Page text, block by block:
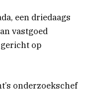
een driedaags
vastgoed
op
onderzoekschef